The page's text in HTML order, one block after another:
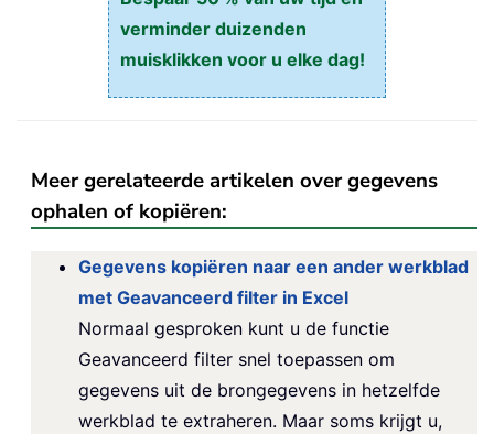
verminder duizenden
muisklikken voor u elke dag!
Meer gerelateerde artikelen over gegevens
ophalen of kopiëren:
Gegevens kopiëren naar een ander werkblad
met Geavanceerd filter in Excel
Normaal gesproken kunt u de functie
Geavanceerd filter snel toepassen om
gegevens uit de brongegevens in hetzelfde
werkblad te extraheren. Maar soms krijgt u,